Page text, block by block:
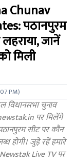
Chunav
पठानपुरम
जानें
मिली
PM)
चुनाव
पर मिलेंगे
सीट पर कौन
होगी। जुड़े रहें हमारे
Live TV पर